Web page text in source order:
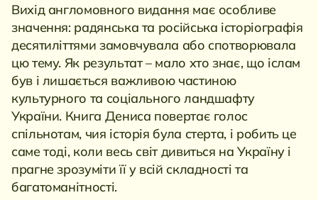
Вихід англомовного видання має особливе
значення: радянська та російська історіографія
десятиліттями замовчувала або спотворювала
цю тему. Як результат – мало хто знає, що іслам
був і лишається важливою частиною
культурного та соціального ландшафту
України. Книга Дениса повертає голос
спільнотам, чия історія була стерта, і робить це
саме тоді, коли весь світ дивиться на Україну і
прагне зрозуміти її у всій складності та
багатоманітності.